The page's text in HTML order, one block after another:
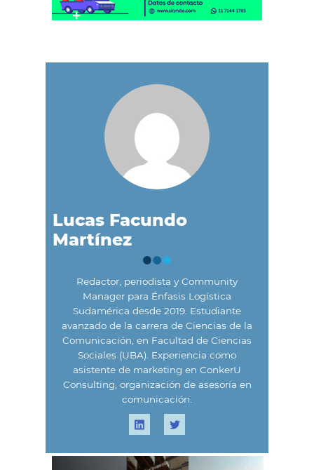
Lucas Facundo
Martínez
Redactor, periodista y Community
Manager para Énfasis Logística
Sudamérica desde 2019. Estudiante
avanzado de la carrera de Ciencias de la
Comunicación, en Facultad de Ciencias
Sociales (UBA). Experiencia como
asistente de marketing en ConkerU
Consulting, organización de asesoría en
comunicación.